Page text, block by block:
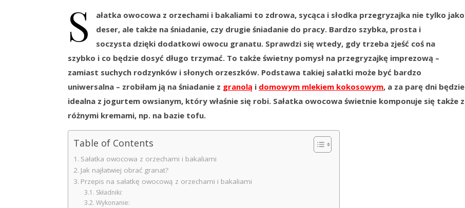
S
ałatka owocowa z orzechami i bakaliami to zdrowa, sycąca i słodka przegryzajka nie tylko jako
deser, ale także na śniadanie, czy drugie śniadanie do pracy. Bardzo szybka, prosta i
soczysta dzięki dodatkowi owocu granatu. Sprawdzi się wtedy, gdy trzeba zjeść coś na
szybko i co będzie dosyć długo trzymać. To także świetny pomysł na przegryzajkę imprezową –
zamiast suchych rodzynków i słonych orzeszków. Podstawa takiej sałatki może być bardzo
uniwersalna – zrobiłam ją na śniadanie z granolą i domowym mlekiem kokosowym, a za parę dni będzie
idealna z jogurtem owsianym, który właśnie się robi. Sałatka owocowa świetnie komponuje się także z
różnymi kremami, np. na bazie tofu.
Table of Contents
Sałatka owocowa z orzechami i bakaliami
Jak najłatwiej obrać granat?
Przepis na sałatkę owocową z orzechami i bakaliami
Składniki:
Wykonanie: